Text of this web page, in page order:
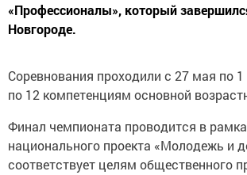
«Профессионалы», который
Новгороде.
Соревнования проходили с 27 мая по
по 12 компетенциям основной
Финал чемпионата проводится в
национального проекта «Молодежь и
соответствует целям общественного